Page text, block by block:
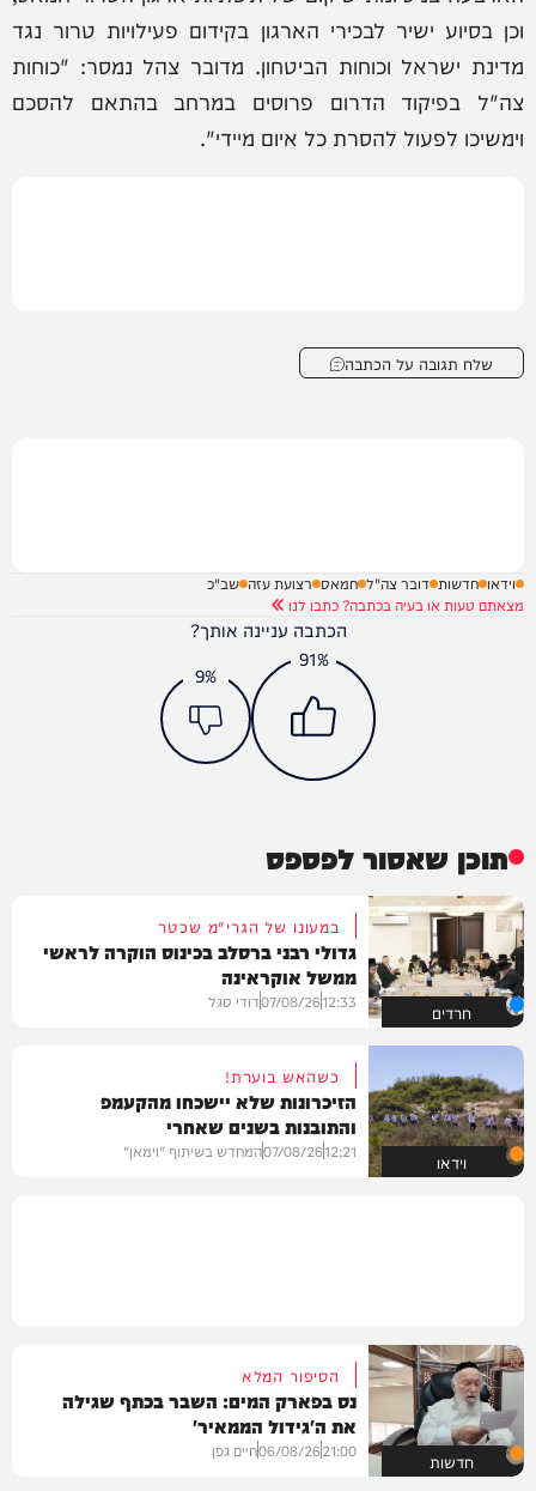
וכן בסיוע ישיר לבכירי הארגון בקידום פעילויות טרור נגד
מדינת ישראל וכוחות הביטחון. מדובר צהל נמסר: "כוחות
צה"ל בפיקוד הדרום פרוסים במרחב בהתאם להסכם
וימשיכו לפעול להסרת כל איום מיידי".
שלח תגובה על הכתבה
וידאו חדשות דובר צה"ל חמאס רצועת עזה שב"כ
מצאתם טעות או בעיה בכתבה? כתבו לנו
הכתבה עניינה אותך?
91%
9%
תוכן שאסור לפספס
חרדים
במעונו של הגרי"מ שכטר
גדולי רבני ברסלב בכינוס הוקרה לראשי
ממשל אוקראינה
12:33
07/08/26דודי סגל
וידאו
כשהאש בוערת!
הזיכרונות שלא יישכחו מהקעמפ
והתובנות בשנים שאחרי
12:21
07/08/26המחדש בשיתוף "וימאן"
חדשות
הסיפור המלא
נס בפארק המים: השבר בכתף שגילה
את ה'גידול הממאיר'
21:00
06/08/26חיים גפן